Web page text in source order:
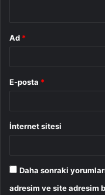
Ad *
E-posta *
İnternet sitesi
Daha sonraki
adresim ve site adresim